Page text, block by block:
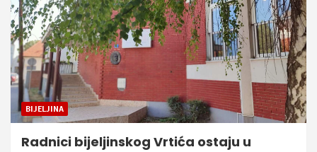
BIJELJINA
Radnici bijeljinskog Vrtića ostaju u